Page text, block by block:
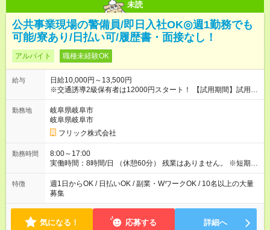
未読
公共事業現場の警備員/即日入社OK◎週1勤務でも
可能/寮あり/日払い可/履歴書・面接なし！
アルバイト 職種未経験OK
給与
日給10,000円～13,500円
※交通誘導2級保有者は12000円スタート！ 【試用期間】試用期
間なし
勤務地
岐阜県岐阜市
岐阜県岐阜市
フリック株式会社
勤務時間
8:00～17:00
実働時間：8時間/日 （休憩60分） 残業はありません。 ※短期の
募集は行っておりません。予めご了承くださいませ。
特徴
週1日からOK / 日払いOK / 副業・WワークOK / 10名以上の大量
募集
気になる！ 応募する 詳細へ